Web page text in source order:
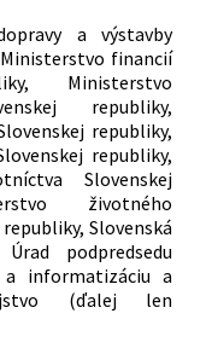
a výstavby
financií
Ministerstvo
republiky,
republiky,
republiky,
Slovenskej
životného
Slovenská
podpredsedu
informatizáciu a
(ďalej len